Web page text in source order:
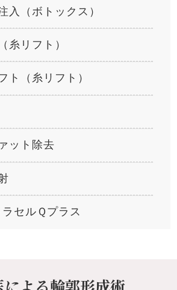
入（ボトックス）
糸リフト）
ト（糸リフト）
ット除去
セルＱプラス